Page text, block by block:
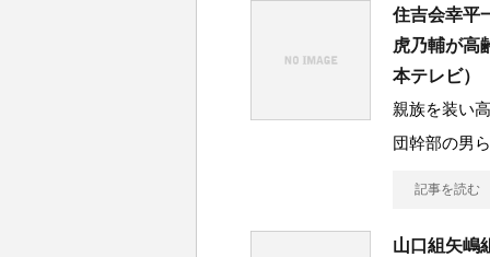
住吉会幸平
虎乃輔が高
本テレビ）
親族を装い
団幹部の男
記事を読む
山口組矢嶋